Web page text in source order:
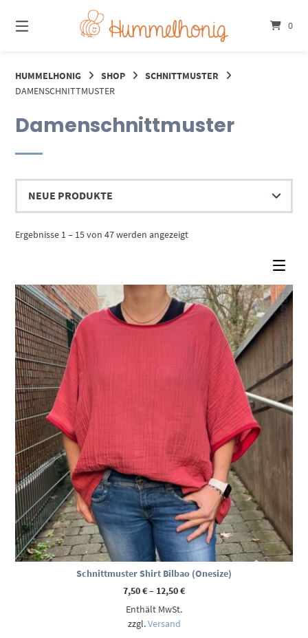
zum
Inhalt
0
HUMMELHONIG SHOP
SCHNITTMUSTER
DAMENSCHNITTMUSTER
Damenschnittmuster
Ergebnisse 1 – 15 von 47 werden angezeigtNach
Schnittmuster Shirt Bilbao (Onesize)
7,50€– 12,50€Preisspanne:
Enthält MwSt.
zzgl.Versand